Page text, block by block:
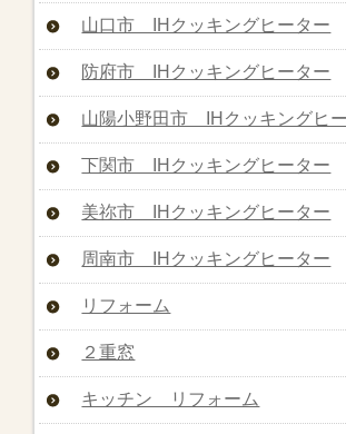
山口市 IHクッキングヒーター
防府市 IHクッキングヒーター
山陽小野田市 IHクッキングヒ
下関市 IHクッキングヒーター
美祢市 IHクッキングヒーター
周南市 IHクッキングヒーター
リフォーム
２重窓
キッチン リフォーム